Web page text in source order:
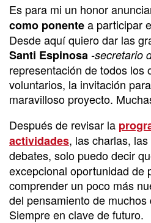
Es para mi un honor
como ponentea participar
Desde aquí quiero dar las
Santi Espinosa -secretario
representación de todos los
voluntarios, la invitación
maravilloso proyecto.
Después de revisar la
actividades, las charlas,
debates, solo puedo decir
excepcional oportunidad de
comprender un poco más
del pensamiento de
Siempre en clave de futuro.